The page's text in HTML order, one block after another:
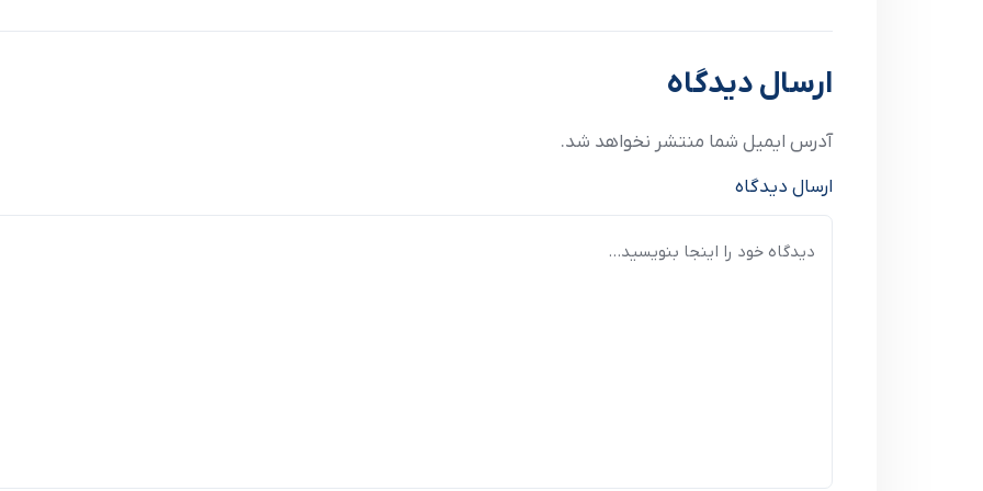
ارسال دیدگاه
آدرس ایمیل شما منتشر نخواهد شد.
ارسال دیدگاه